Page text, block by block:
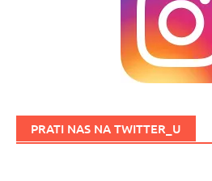
PRATI NAS NA TWITTER_U